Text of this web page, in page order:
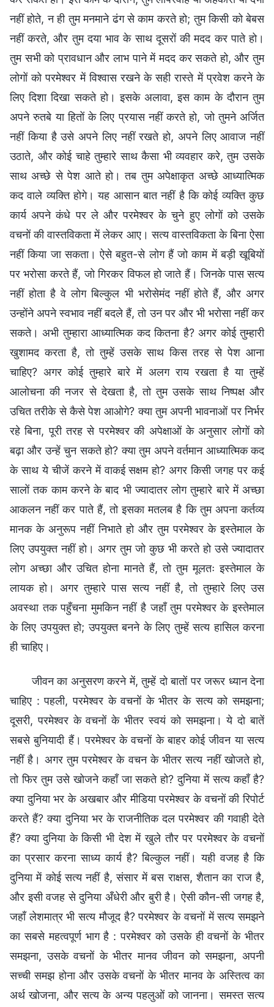
नहीं होते, न ही तुम मनमाने ढंग से काम करते हो; तुम किसी को बेबस
नहीं करते, और तुम दया भाव के साथ दूसरों की मदद कर पाते हो।
तुम सभी को प्रावधान और लाभ पाने में मदद कर सकते हो, और तुम
लोगों को परमेश्वर में विश्वास रखने के सही रास्ते में प्रवेश करने के
लिए दिशा दिखा सकते हो। इसके अलावा, इस काम के दौरान तुम
अपने रुतबे या हितों के लिए प्रयास नहीं करते हो, जो तुमने अर्जित
नहीं किया है उसे अपने लिए नहीं रखते हो, अपने लिए आवाज नहीं
उठाते, और कोई चाहे तुम्हारे साथ कैसा भी व्यवहार करे, तुम उसके
साथ अच्छे से पेश आते हो। तब तुम अपेक्षाकृत अच्छे आध्यात्मिक
कद वाले व्यक्ति होगे। यह आसान बात नहीं है कि कोई व्यक्ति कुछ
कार्य अपने कंधे पर ले और परमेश्वर के चुने हुए लोगों को उसके
वचनों की वास्तविकता में लेकर आए। सत्य वास्तविकता के बिना ऐसा
नहीं किया जा सकता। ऐसे बहुत-से लोग हैं जो काम में बड़ी खूबियों
पर भरोसा करते हैं, जो गिरकर विफल हो जाते हैं। जिनके पास सत्य
नहीं होता है वे लोग बिल्कुल भी भरोसेमंद नहीं होते हैं, और अगर
उन्होंने अपने स्वभाव नहीं बदले हैं, तो उन पर और भी भरोसा नहीं कर
सकते। अभी तुम्हारा आध्यात्मिक कद कितना है? अगर कोई तुम्हारी
खुशामद करता है, तो तुम्हें उसके साथ किस तरह से पेश आना
चाहिए? अगर कोई तुम्हारे बारे में अलग राय रखता है या तुम्हें
आलोचना की नजर से देखता है, तो तुम उसके साथ निष्पक्ष और
उचित तरीके से कैसे पेश आओगे? क्या तुम अपनी भावनाओं पर निर्भर
रहे बिना, पूरी तरह से परमेश्वर की अपेक्षाओं के अनुसार लोगों को
बढ़ा और उन्हें चुन सकते हो? क्या तुम अपने वर्तमान आध्यात्मिक कद
के साथ ये चीजें करने में वाकई सक्षम हो? अगर किसी जगह पर कई
सालों तक काम करने के बाद भी ज्यादातर लोग तुम्हारे बारे में अच्छा
आकलन नहीं कर पाते हैं, तो इसका मतलब है कि तुम अपना कर्तव्य
मानक के अनुरूप नहीं निभाते हो और तुम परमेश्वर के इस्तेमाल के
लिए उपयुक्त नहीं हो। अगर तुम जो कुछ भी करते हो उसे ज्यादातर
लोग अच्छा और उचित होना मानते हैं, तो तुम मूलतः इस्तेमाल के
लायक हो। अगर तुम्हारे पास सत्य नहीं है, तो तुम्हारे लिए उस
अवस्था तक पहुँचना मुमकिन नहीं है जहाँ तुम परमेश्वर के इस्तेमाल
के लिए उपयुक्त हो; उपयुक्त बनने के लिए तुम्हें सत्य हासिल करना
ही चाहिए।
जीवन का अनुसरण करने में, तुम्‍हें दो बातों पर जरूर ध्‍यान देना
चाहिए : पहली, परमेश्वर के वचनों के भीतर के सत्य को समझना;
दूसरी, परमेश्वर के वचनों के भीतर स्‍वयं को समझना। ये दो बातें
सबसे बुनियादी हैं। परमेश्वर के वचनों के बाहर कोई जीवन या सत्य
नहीं है। अगर तुम परमेश्वर के वचन के भीतर सत्य नहीं खोजते हो,
तो फिर तुम उसे खोजने कहाँ जा सकते हो? दुनिया में सत्य कहाँ है?
क्या दुनिया भर के अखबार और मीडिया परमेश्वर के वचनों की रिपोर्ट
करते हैं? क्या दुनिया भर के राजनीतिक दल परमेश्वर की गवाही देते
हैं? क्या दुनिया के किसी भी देश में खुले तौर पर परमेश्वर के वचनों
का प्रसार करना साध्य कार्य है? बिल्कुल नहीं। यही वजह है कि
दुनिया में कोई सत्य नहीं है, संसार में बस राक्षस, शैतान का राज है,
और इसी वजह से दुनिया अँधेरी और बुरी है। ऐसी कौन-सी जगह है,
जहाँ लेशमात्र भी सत्य मौजूद है? परमेश्वर के वचनों में सत्य समझने
का सबसे महत्‍वपूर्ण भाग है : परमेश्वर को उसके ही वचनों के भीतर
समझना, उसके वचनों के भीतर मानव जीवन को समझना, अपनी
सच्ची समझ होना और उसके वचनों के भीतर मानव के अस्तित्‍व का
अर्थ खोजना, और सत्य के अन्य पहलुओं को जानना। समस्‍त सत्य